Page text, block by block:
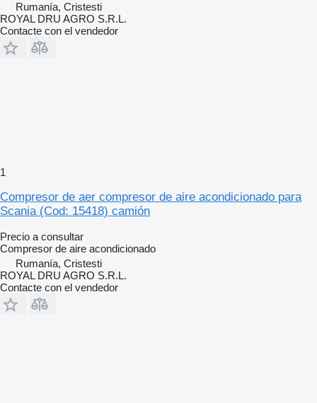
Rumanía, Cristesti
ROYAL DRU AGRO S.R.L.
Contacte con el vendedor
1
Compresor de aer compresor de aire acondicionado para
Scania (Cod: 15418) camión
Precio a consultar
Compresor de aire acondicionado
Rumanía, Cristesti
ROYAL DRU AGRO S.R.L.
Contacte con el vendedor